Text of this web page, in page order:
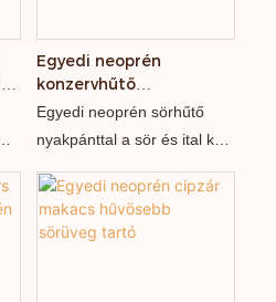
Egyedi neoprén
konzervhűtő
nyakpánttal –
kézhasználatot nem
igénylő sörösdoboz-
tartó hüvely
Egyedi neoprén sörhűtő
nyakpánttal a sör és ital kéz
nélküli hordozásához.
Ideális bárokba,
fesztiválokra,